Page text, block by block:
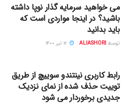
می خواهید سرمایه گذار نوپا داشته
باشید؟ در اینجا مواردی است که
باید بدانید
توسط ALIASHORI
رابط کاربری نینتندو سوییچ از طریق
توییت حذف شده از نمای نزدیک
جدیدی برخوردار می شود